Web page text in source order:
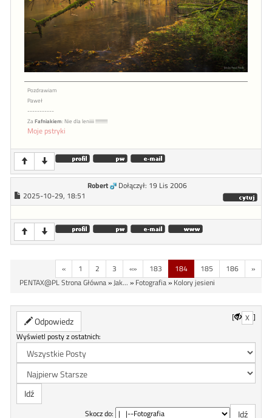
Pozdrawiam
Paweł
-----------
Za Fafniakiem: Nie dla leniiii !!!!!!!!!!
Moje pstryki
Robert
Dołączył: 19 Lis 2006
2025-10-29, 18:51
« 1 2 3 «» 183 184 185 186 »
PENTAX@PL Strona Główna»Jak... » Fotografia» Kolory jesieni
Odpowiedz [ X ]
Wyświetl posty z ostatnich:
Skocz do: